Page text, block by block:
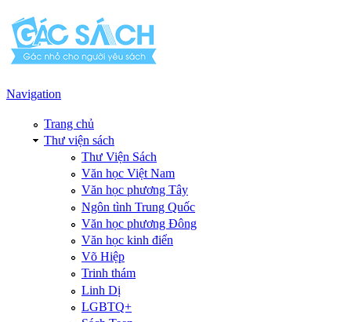
Navigation
Trang chủ
Thư viện sách
Thư Viện Sách
Văn học Việt Nam
Văn học phương Tây
Ngôn tình Trung Quốc
Văn học phương Đông
Văn học kinh điển
Võ Hiệp
Trinh thám
Linh Dị
LGBTQ+